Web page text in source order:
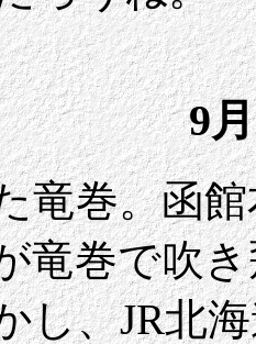
9
竜巻。函
竜巻で吹
し、JR北